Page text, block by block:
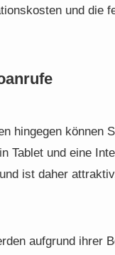
und die
hingegen können
Tablet und eine
ist daher
aufgrund ihrer